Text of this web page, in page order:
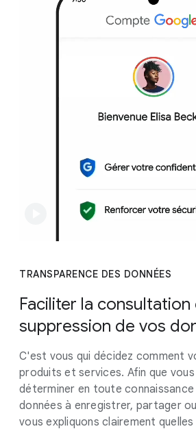
TRANSPARENCE DES DONNÉES
Faciliter la consultation
suppression de vos
C'est vous qui décidez comment
produits et services. Afin que vous
déterminer en toute connaissance
données à enregistrer, partager
vous expliquons clairement